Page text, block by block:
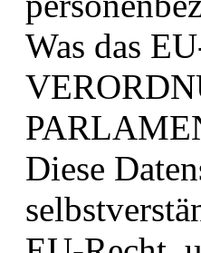
Was das
Diese